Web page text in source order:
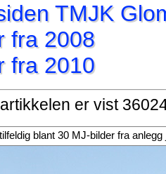
TMJK
fra 2008
fra 2010
er vist
blant 30 MJ-bilder fra